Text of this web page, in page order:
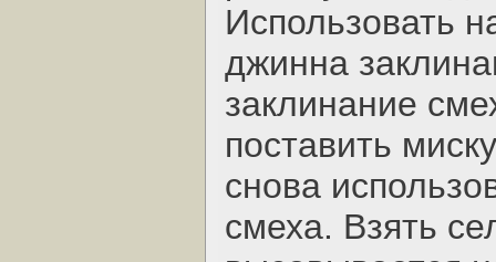
Использовать
джинна
заклинание
поставить
снова
смеха. Взять